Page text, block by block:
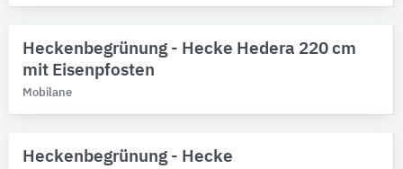
Heckenbegrünung - Hecke Hedera 220 cm
mit Eisenpfosten
Mobilane
Heckenbegrünung - Hecke